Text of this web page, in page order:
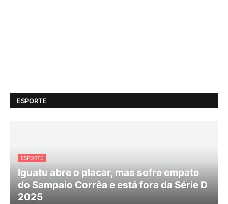
ESPORTE
ESPORTE
Iguatu abre o placar, mas sofre empate
do Sampaio Corrêa e está fora da Série D
2025